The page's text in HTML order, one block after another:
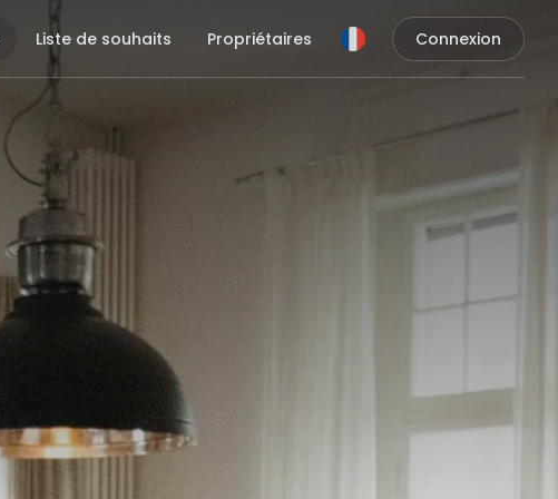
Liste de souhaits Propriétaires Connexion